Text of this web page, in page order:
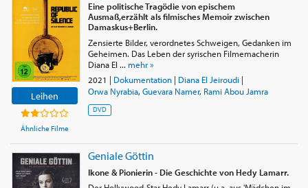
Leihen
Ähnliche Filme
Eine politische Tragödie von epischem
Ausmaß,erzählt als filmisches Memoir zwischen
Damaskus+Berlin.
Zensierte Bilder, verordnetes Schweigen, Gedanken im
Geheimen. Das Leben der syrischen Filmemacherin
Diana El ... mehr »
2021 | Dokumentation| Diana El Jeiroudi|
Orwa Nyrabia, Guevara Namer, Rami Abou Jamra
DVD
Geniale Göttin
Ikone & Pionierin - Die Geschichte von Hedy Lamarr.